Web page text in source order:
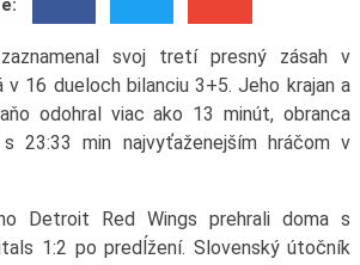
svoj tretí presný zásah v
v 16 dueloch bilanciu 3+5. Jeho krajan a
odohral viac ako 13 minút, obranca
23:33 min najvyťaženejším hráčom v
Detroit Red Wings prehrali doma s
1:2 po predĺžení. Slovenský útočník